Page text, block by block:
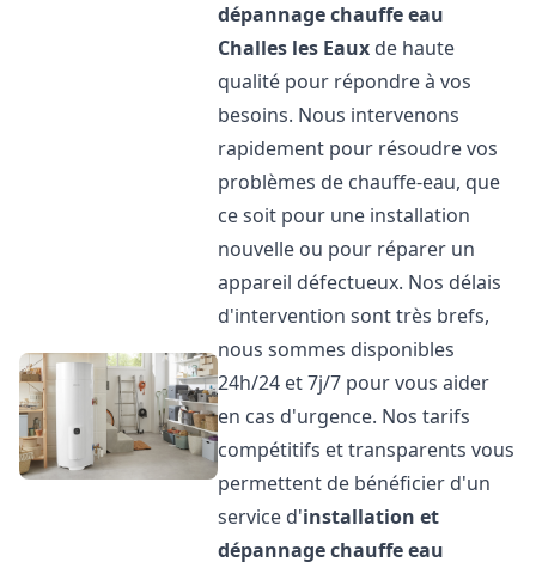
dépannage chauffe eau
Challes les Eaux de haute
qualité pour répondre à vos
besoins. Nous intervenons
rapidement pour résoudre vos
problèmes de chauffe-eau, que
ce soit pour une installation
nouvelle ou pour réparer un
appareil défectueux. Nos délais
d'intervention sont très brefs,
nous sommes disponibles
24h/24 et 7j/7 pour vous aider
en cas d'urgence. Nos tarifs
compétitifs et transparents vous
permettent de bénéficier d'un
service d'installation et
dépannage chauffe eau